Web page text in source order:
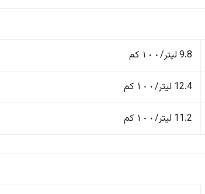
9.8 لیتر/١٠٠ کم
12.4 لیتر/١٠٠ کم
11.2 لیتر/١٠٠ کم